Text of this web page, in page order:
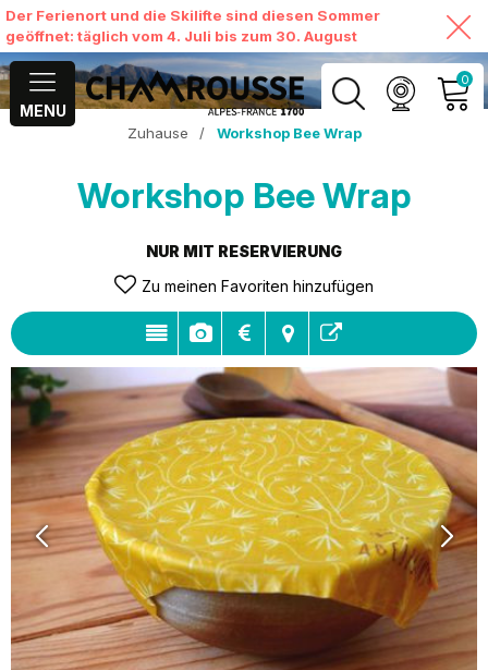
Der Ferienort und die Skilifte sind diesen Sommer
geöffnet: täglich vom 4. Juli bis zum 30. August
MENU
0
MEIN KONTO
MEINEN WARENKORB
Zuhause / Workshop Bee Wrap
Workshop Bee Wrap
NUR MIT RESERVIERUNG
Zu meinen Favoriten hinzufügen